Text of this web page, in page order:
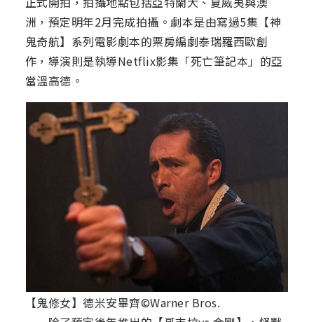
洲，預定明年2月完成拍攝。劇本是由寫過5集【神
鬼奇航】系列電影劇本的票房編劇泰瑞羅西歐創
作，導演則是執導Netflix影集「死亡筆記本」的亞
當溫高德。
【鬼修女】德米安畢齊©Warner Bros.